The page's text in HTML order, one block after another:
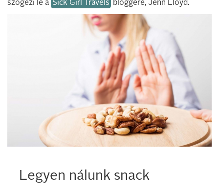
szögezi le a Sick Girl Travels bloggere, Jenn Lloyd.
Legyen nálunk snack